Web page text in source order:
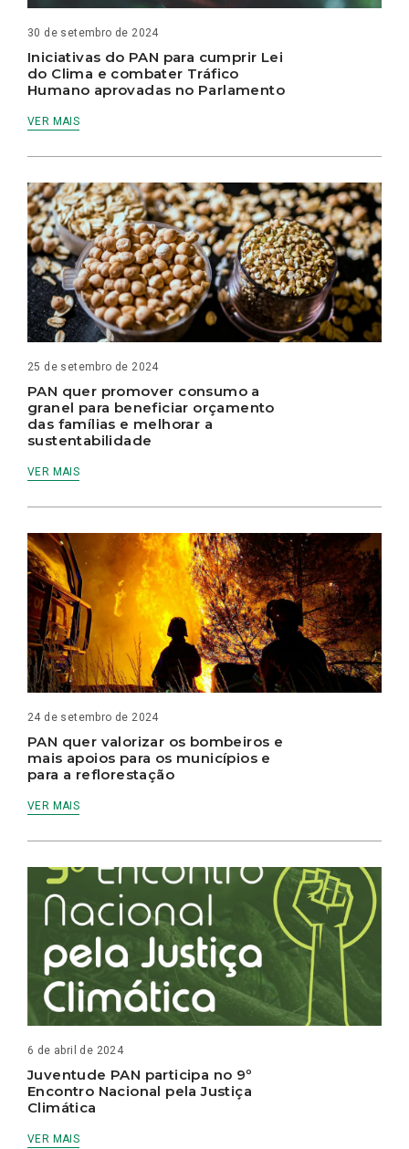
30 de setembro de 2024
Iniciativas do PAN para cumprir Lei
do Clima e combater Tráfico
Humano aprovadas no Parlamento
VER MAIS
25 de setembro de 2024
PAN quer promover consumo a
granel para beneficiar orçamento
das famílias e melhorar a
sustentabilidade
VER MAIS
24 de setembro de 2024
PAN quer valorizar os bombeiros e
mais apoios para os municípios e
para a reflorestação
VER MAIS
6 de abril de 2024
Juventude PAN participa no 9º
Encontro Nacional pela Justiça
Climática
VER MAIS